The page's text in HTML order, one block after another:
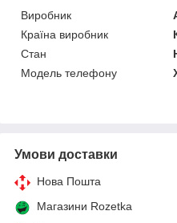
Виробник
Країна виробник
Стан
Модель телефону
Умови доставки
Нова Пошта
Магазини Rozetka